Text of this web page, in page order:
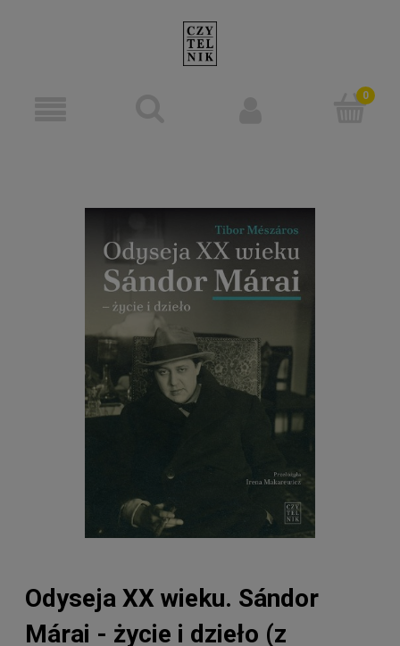
Odyseja XX wieku. Sándor
Márai - życie i dzieło (z